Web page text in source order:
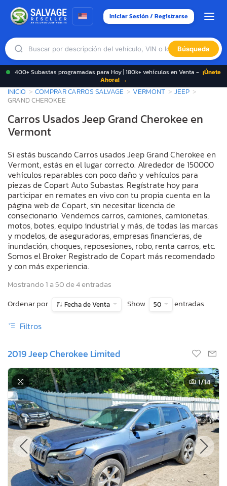
Iniciar Sesión / Registrarse
Búsqueda
400+ Subastas programadas para Hoy | 180k+ vehículos en Venta - ¡Únete
Ahora! →
INICIO COMPRAR CARROS SALVAGE VERMONT
JEEP
GRAND CHEROKEE
Carros Usados Jeep Grand Cherokee en
Vermont
Si estás buscando Carros usados Jeep Grand Cherokee en
Vermont, estás en el lugar correcto. Alrededor de 150000
vehículos reparables con poco daño y vehículos para
piezas de Copart Auto Subastas. Regístrate hoy para
participar en remates en vivo con tu propia cuenta en la
página web de Copart, sin necesitar licencia de
consecionario. Vendemos carros, camiones, camionetas,
motos, botes, equipo industrial y más, de todas las marcas
y modelos, de aseguradoras, empresas financieras, de
inundación, choques, reposesiones, robo, renta carros, etc.
Somos el Broker Registrado de Copart más recomendado
y con más experiencia.
Mostrando 1 a 50 de 4 entradas
Ordenar por
Fecha de Venta Show 50 entradas
Filtros
2019 Jeep Cherokee Limited
1/14